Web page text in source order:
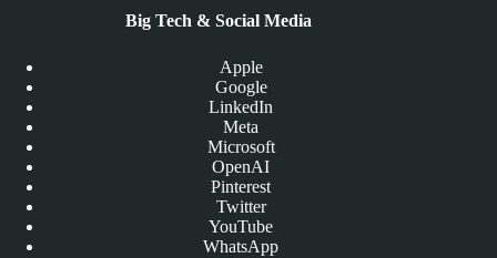
Big Tech & Social Media
Apple
Google
LinkedIn
Meta
Microsoft
OpenAI
Pinterest
Twitter
YouTube
WhatsApp